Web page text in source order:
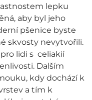
lepku
aby byl jeho
pšenice byste
skvosty nevytvořili.
lidi s celiakií
Dalším
kdy dochází k
a tím k